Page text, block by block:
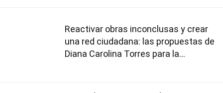
Reactivar obras inconclusas y crear
una red ciudadana: las propuestas de
Diana Carolina Torres para la